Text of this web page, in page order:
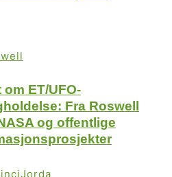
ET/UFO-
Fra Roswell
og offentlige